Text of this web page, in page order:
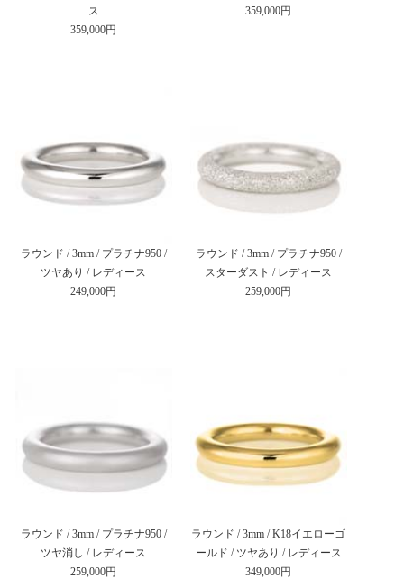
ス
359,000円
359,000円
ラウンド / 3mm / プラチナ950 /
ツヤあり / レディース
249,000円
ラウンド / 3mm / プラチナ950 /
スターダスト / レディース
259,000円
ラウンド / 3mm / プラチナ950 /
ツヤ消し / レディース
259,000円
ラウンド / 3mm / K18イエローゴ
ールド / ツヤあり / レディース
349,000円